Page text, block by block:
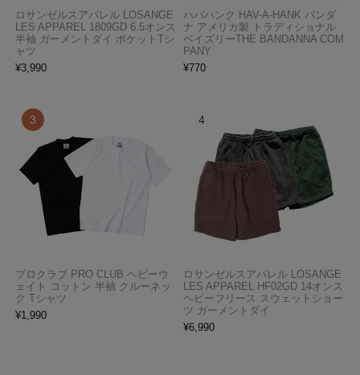
ロサンゼルスアパレル LOSANGE
LES APPAREL 1809GD 6.5オンス
半袖 ガーメントダイ ポケットTシ
ャツ
¥3,990
ハバハンク HAV-A-HANK バンダ
ナ アメリカ製 トラディショナル
ペイズリーTHE BANDANNA COM
PANY
¥770
プロクラブ PRO CLUB ヘビーウ
ェイト コットン 半袖 クルーネッ
ク Tシャツ
¥1,990
ロサンゼルスアパレル LOSANGE
LES APPAREL HF02GD 14オンス
ヘビーフリース スウェットショー
ツ ガーメントダイ
¥6,990